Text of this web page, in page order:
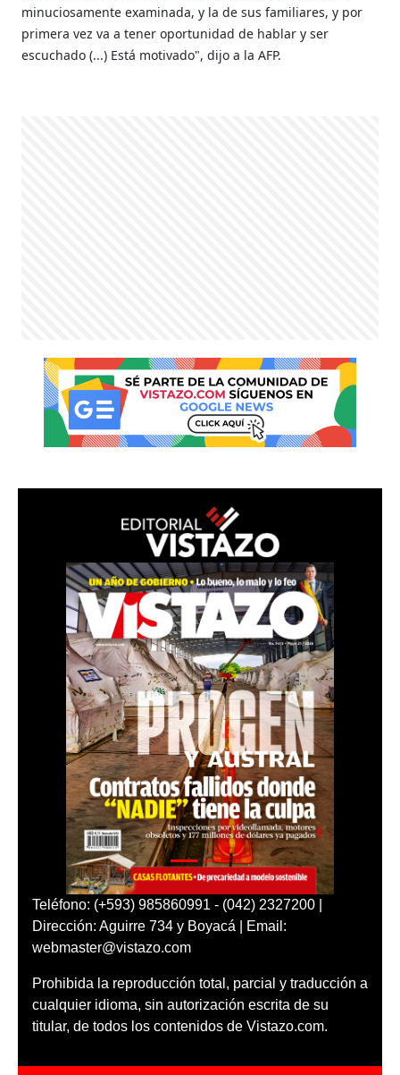
minuciosamente examinada, y la de sus familiares, y por
primera vez va a tener oportunidad de hablar y ser
escuchado (...) Está motivado", dijo a la AFP.
Teléfono: (+593) 985860991 - (042) 2327200 |
Dirección: Aguirre 734 y Boyacá | Email:
webmaster@vistazo.com
Prohibida la reproducción total, parcial y traducción a
cualquier idioma, sin autorización escrita de su
titular, de todos los contenidos de Vistazo.com.